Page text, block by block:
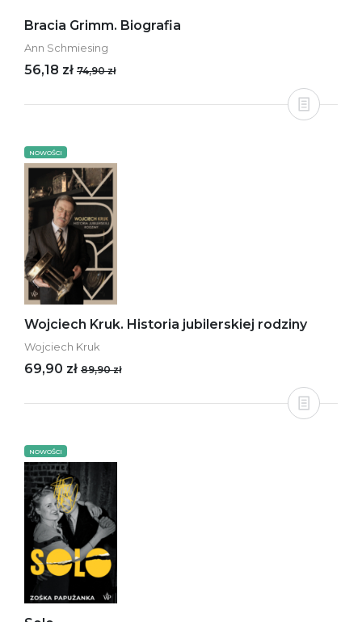
Bracia Grimm. Biografia
Ann Schmiesing
56,18 zł 74,90 zł
NOWOŚCI
Wojciech Kruk. Historia jubilerskiej rodziny
Wojciech Kruk
69,90 zł 89,90 zł
NOWOŚCI